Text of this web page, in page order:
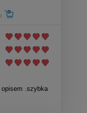
.szybka